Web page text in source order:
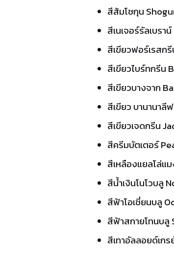
สีส้มโชกุน
สีเนเจอร์รัลเบรา
สีเขียวฟอร์เรสก
สีเขียวไบร์ทกรีน
สีเขียวบางจาก
สีเขียว บานานาลี
สีเขียวเจดกรีน
สีครีมบัตเตอร์
สีเหลืองแยลโล่แ
สีน้ำเงินโนโวบลู
สีฟ้าโอเชี่ยนบลู
สีฟ้าสกายโทนบลู
สีเทาอัลลอยด์เก